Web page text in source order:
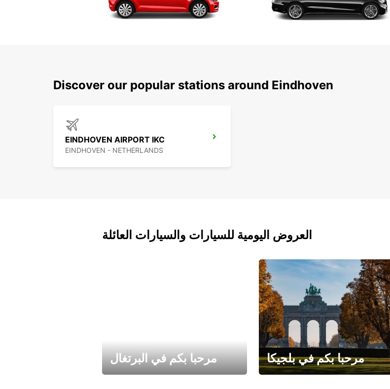
Discover our popular stations around Eindhoven
EINDHOVEN AIRPORT IKC
EINDHOVEN - NETHERLANDS
العروض اليومية للسيارات والسيارات العائلة
مرحبا بكم في البرتغال مرحبا بكم في بلجيكا